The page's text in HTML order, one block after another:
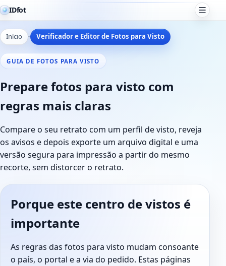
IDfot
Início Verificador e Editor de Fotos para Visto
GUIA DE FOTOS PARA VISTO
Prepare fotos para visto com
regras mais claras
Compare o seu retrato com um perfil de visto, reveja
os avisos e depois exporte um arquivo digital e uma
versão segura para impressão a partir do mesmo
recorte, sem distorcer o retrato.
Porque este centro de vistos é
importante
As regras das fotos para visto mudam consoante
o país, o portal e a via do pedido. Estas páginas